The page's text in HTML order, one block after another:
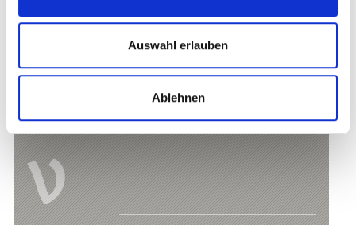
Auswahl erlauben
Ablehnen
Einzahlers. Die genannten Preise, mit Ausnahme der
jeweils eine Person. Im Falle eines Rücktritts werden
das Nenngeld und die Gebühren nicht zurückgezahlt.
ZURÜCK ZUR ÜBERSICHTSEITE
V